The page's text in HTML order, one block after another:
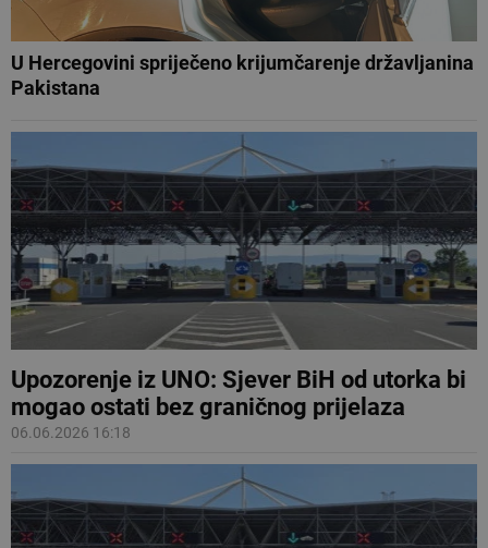
U Hercegovini spriječeno krijumčarenje državljanina
Pakistana
Upozorenje iz UNO: Sjever BiH od utorka bi
mogao ostati bez graničnog prijelaza
06.06.2026 16:18